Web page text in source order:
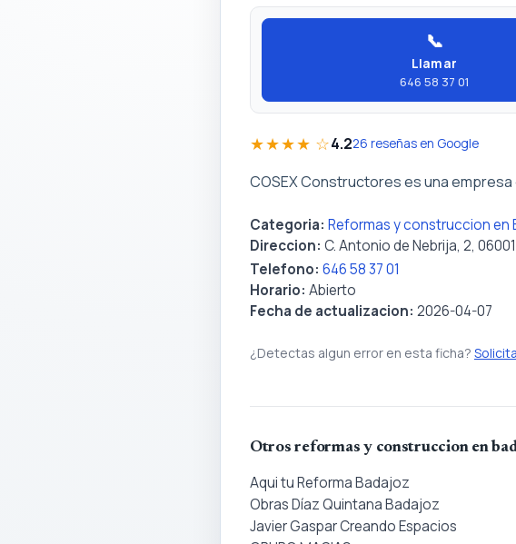
📞
Llamar
646 58 37 01
★★★★ ☆4.226 reseñas en Google
COSEX Constructores es una
Categoria: Reformas y construccion en
Direccion: C. Antonio de Nebrija, 2,
Telefono: 646 58 37 01
Horario: Abierto
Fecha de actualizacion: 2026-04-07
¿Detectas algun error en esta ficha?
Otros reformas y construccion en
Aqui tu Reforma Badajoz
Obras Díaz Quintana Badajoz
Javier Gaspar Creando Espacios